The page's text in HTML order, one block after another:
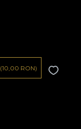
(10,00 RON)